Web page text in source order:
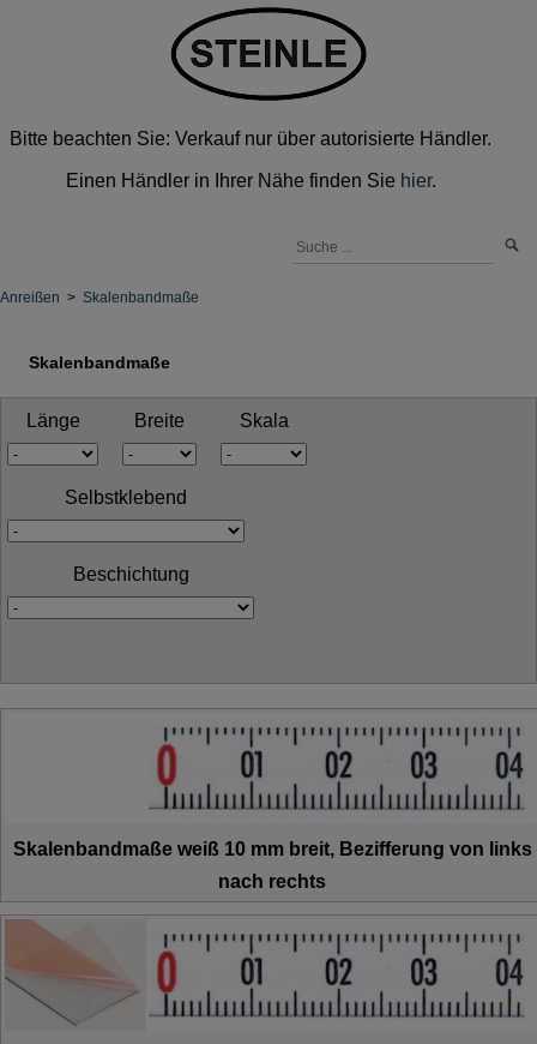
Bitte beachten Sie: Verkauf nur über autorisierte Händler.
Einen Händler in Ihrer Nähe finden Sie hier.
Anreißen > Skalenbandmaße
Skalenbandmaße
Länge Breite Skala
Selbstklebend
Beschichtung
Skalenbandmaße weiß 10 mm breit, Bezifferung von links
nach rechts